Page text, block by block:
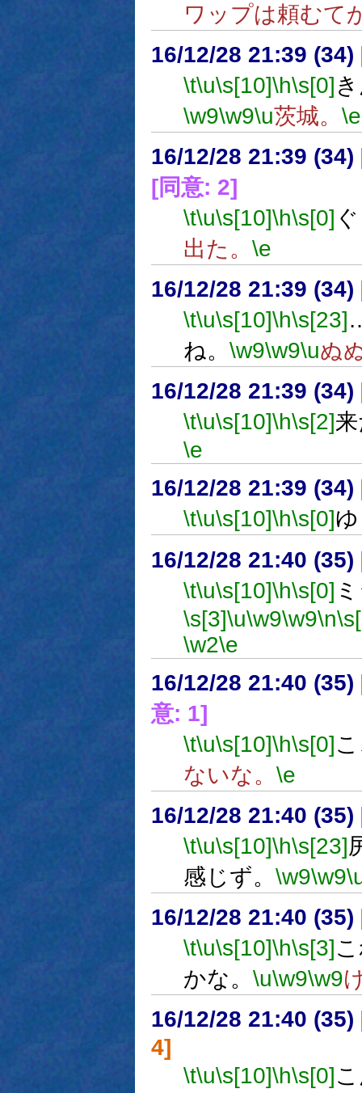
ワップは頼むて
16/12/28 21:39 (34)
\t\u\s[10]\h\s[0]
\w9\w9\u茨城。 \e
16/12/28 21:39 (34)
[同意: 2]
\t\u\s[10]\h\s[0]
出た。 \e
16/12/28 21:39 (34)
\t\u\s[10]\h\s[23]
ね。 \w9\w9\uぬ
16/12/28 21:39 (34)
\t\u\s[10]\h\s[2]
\e
16/12/28 21:39 (34)
\t\u\s[10]\h\s[0]
16/12/28 21:40 (35)
\t\u\s[10]\h\s[0]
\s[3]\u\w9\w9\n
\w2\e
16/12/28 21:40 (35)
意: 1]
\t\u\s[10]\h\s[0]
ないな。 \e
16/12/28 21:40 (35)
\t\u\s[10]\h\s[23]
感じず。 \w9\w9
16/12/28 21:40 (35)
\t\u\s[10]\h\s[3]
かな。 \u\w9\w9
16/12/28 21:40 (35)
4]
\t\u\s[10]\h\s[0]